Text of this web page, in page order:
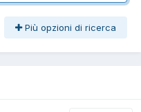
Più opzioni di ricerca